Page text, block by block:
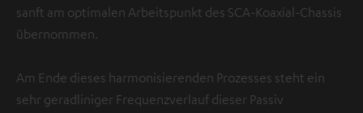
sanft am optimalen Arbeitspunkt des SCA-Koaxial-Chassis
übernommen.
Am Ende dieses harmonisierenden Prozesses steht ein
sehr geradliniger Frequenzverlauf dieser Passiv